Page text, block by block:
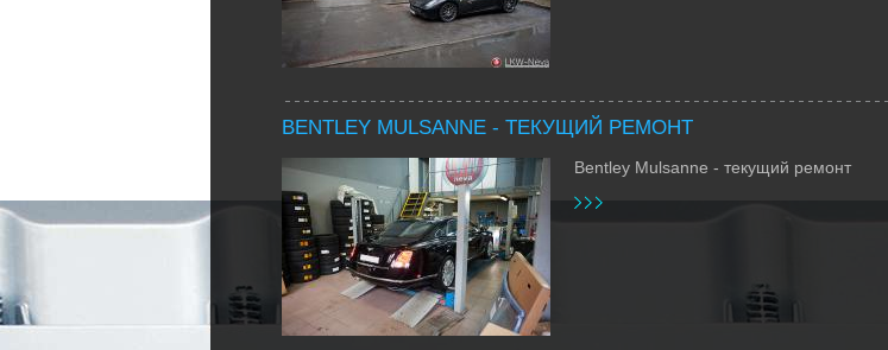
BENTLEY MULSANNE - ТЕКУЩИЙ РЕМОНТ
Bentley Mulsanne - текущий ремонт